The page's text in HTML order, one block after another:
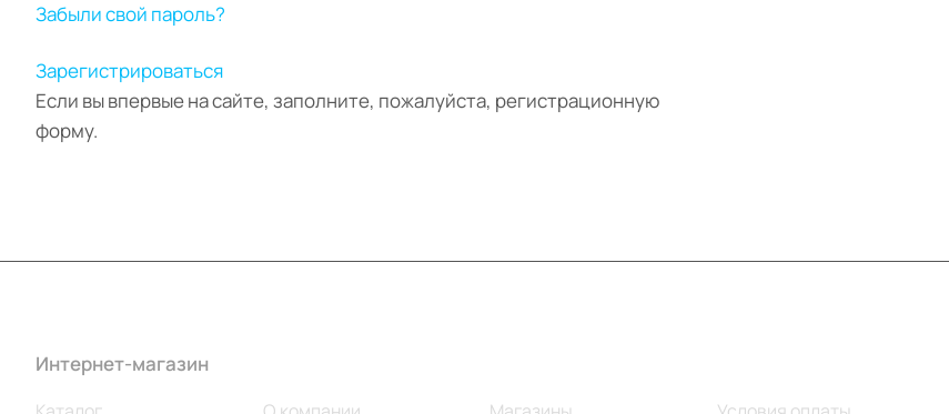
Забыли свой пароль?
Зарегистрироваться
Если вы впервые на сайте, заполните, пожалуйста, регистрационную
форму.
Интернет-магазин